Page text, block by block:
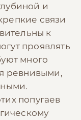
и
связи
к
проявлять
много
ревнивыми,
попугаев